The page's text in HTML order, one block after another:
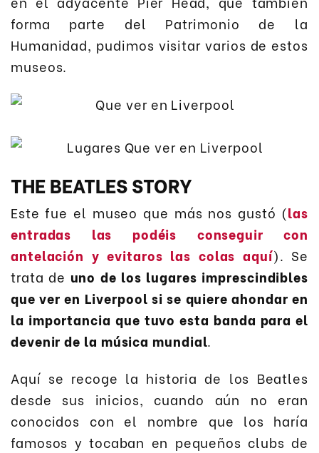
forma parte del Patrimonio de la
Humanidad, pudimos visitar varios de estos
museos.
THE BEATLES STORY
Este fue el museo que más nos gustó (las
entradas las podéis conseguir con
antelación y evitaros las colas aquí). Se
trata de uno de los lugares imprescindibles
que ver en Liverpool si se quiere ahondar en
la importancia que tuvo esta banda para el
devenir de la música mundial.
Aquí se recoge la historia de los Beatles
desde sus inicios, cuando aún no eran
conocidos con el nombre que los haría
famosos y tocaban en pequeños clubs de